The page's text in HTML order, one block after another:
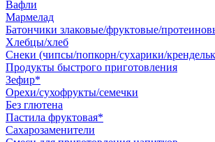
Вафли
Мармелад
Батончики злаковые/фруктовые/
Хлебцы/хлеб
Снеки (чипсы/попкорн/сухарики/
Продукты быстрого приготовления
Зефир*
Орехи/сухофрукты/семечки
Без глютена
Пастила фруктовая*
Сахарозаменители